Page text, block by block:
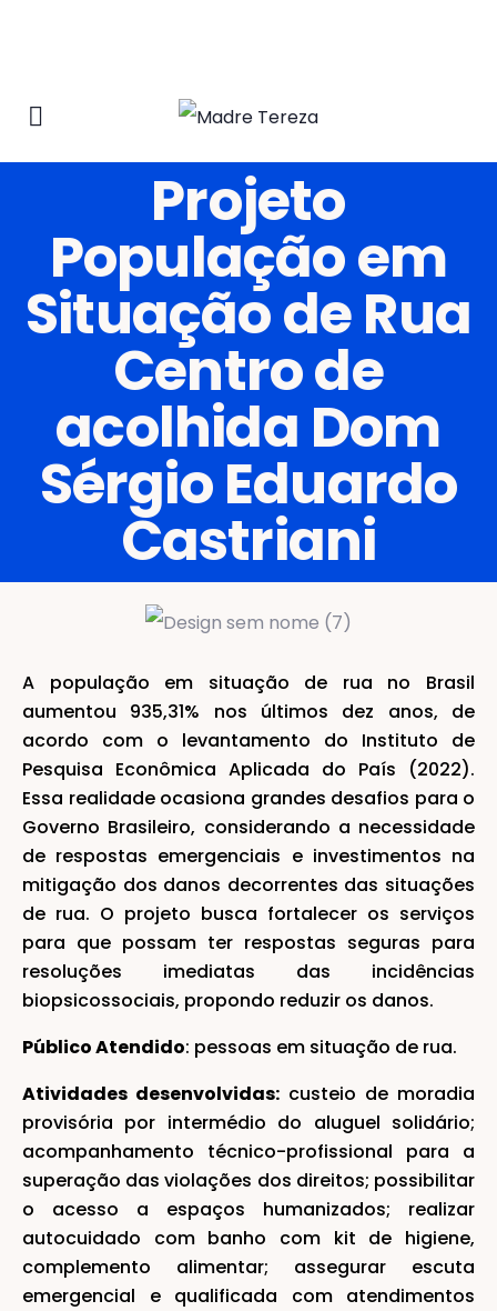
Projeto
População em
Situação de Rua
Centro de
acolhida Dom
Sérgio Eduardo
Castriani
A população em situação de rua no Brasil
aumentou 935,31% nos últimos dez anos, de
acordo com o levantamento do Instituto de
Pesquisa Econômica Aplicada do País (2022).
Essa realidade ocasiona grandes desafios para o
Governo Brasileiro, considerando a necessidade
de respostas emergenciais e investimentos na
mitigação dos danos decorrentes das situações
de rua. O projeto busca fortalecer os serviços
para que possam ter respostas seguras para
resoluções imediatas das incidências
biopsicossociais, propondo reduzir os danos.
Público Atendido: pessoas em situação de rua.
Atividades desenvolvidas: custeio de moradia
provisória por intermédio do aluguel solidário;
acompanhamento técnico-profissional para a
superação das violações dos direitos; possibilitar
o acesso a espaços humanizados; realizar
autocuidado com banho com kit de higiene,
complemento alimentar; assegurar escuta
emergencial e qualificada com atendimentos